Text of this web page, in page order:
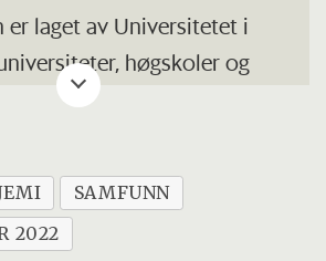
er laget av Universitetet i
høgskoler og
driver med forskning jobber
Det skjer gjennom tips til
på sosiale medier eller
artikler som denne.
SAMFUNN
2022